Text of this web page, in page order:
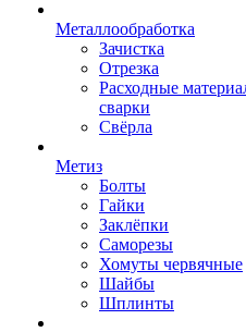
Металлообработка
Зачистка
Отрезка
Расходные
сварки
Свёрла
Метиз
Болты
Гайки
Заклёпки
Саморезы
Хомуты червячные
Шайбы
Шплинты